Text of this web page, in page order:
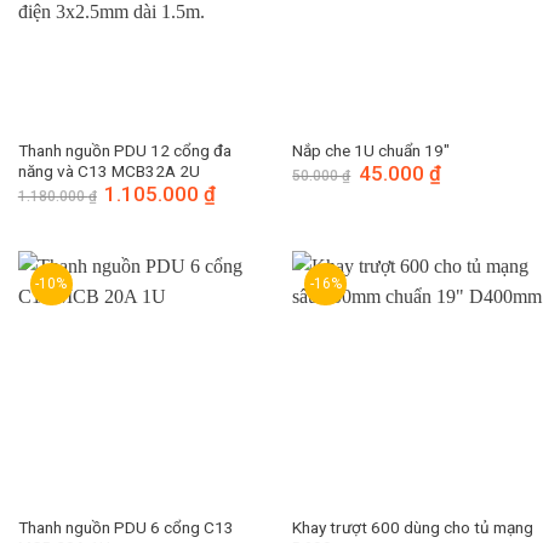
Thanh nguồn PDU 12 cổng đa
năng và C13 MCB32A 2U
1.180.000₫ Giá
gốc
1.105.000₫
1.105.000 ₫.
Nắp che 1U chuẩn 19″
50.000₫ Giá
gốc
45.000 ₫Giá
-10%
Thanh nguồn PDU 6 cổng C13
-16%
Khay trượt 600 dùng cho tủ mạng